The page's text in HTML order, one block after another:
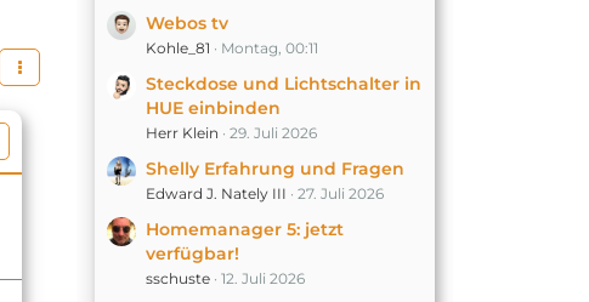
Webos tv
Kohle_81 Montag, 00:11
Steckdose und Lichtschalter in
HUE einbinden
Herr Klein 29. Juli 2026
Shelly Erfahrung und Fragen
Edward J. Nately III 27. Juli 2026
Homemanager 5: jetzt
verfügbar!
sschuste 12. Juli 2026